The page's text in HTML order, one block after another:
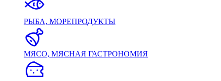
РЫБА, МОРЕПРОДУКТЫ
МЯСО, МЯСНАЯ ГАСТРОНОМИЯ